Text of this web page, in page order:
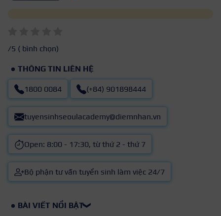
/5 ( bình chọn)
THÔNG TIN LIÊN HỆ
1800 0084 (+84) 901898444
tuyensinhseoulacademy@diemnhan.vn
Open: 8:00 - 17:30, từ thứ 2 - thứ 7
Bộ phận tư vấn tuyển sinh làm việc 24/7
BÀI VIẾT NỔI BẬT❯